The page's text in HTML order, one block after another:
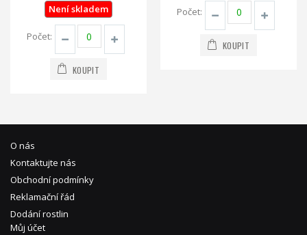
Není skladem
Počet:
KOUPIT
Počet:
KOUPIT
O nás
Kontaktujte nás
Obchodní podmínky
Reklamační řád
Dodání rostlin
Můj účet